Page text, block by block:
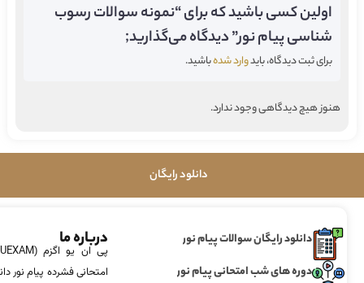
اولین کسی باشید که برای “نمونه سوالات رسوب
شناسی پیام نور” دیدگاه می‌گذارید;
برای ثبت دیدگاه، بایدوارد شدهباشید.
هنوز هیچ دیدگاهی وجود ندارد.
دانلود رایگان
دانلود رایگان سوالات پیام نور
دوره های شب امتحانی پیام نور
درباره ما
امتحانی فشرده پیام نور